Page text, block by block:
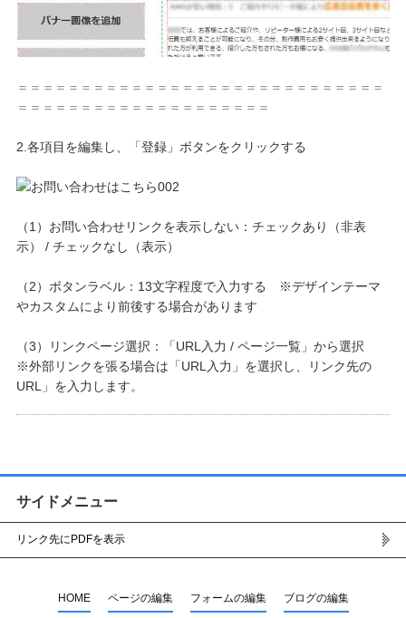
＝＝＝＝＝＝＝＝＝＝＝＝＝＝＝＝＝＝＝＝＝＝＝＝＝＝＝＝＝
＝＝＝＝＝＝＝＝＝＝＝＝＝＝＝＝＝＝＝＝
2.各項目を編集し、「登録」ボタンをクリックする
（1）お問い合わせリンクを表示しない：チェックあり（非表
示） / チェックなし（表示）
（2）ボタンラベル：13文字程度で入力する ※デザインテーマ
やカスタムにより前後する場合があります
（3）リンクページ選択：「URL入力 / ページ一覧」から選択
※外部リンクを張る場合は「URL入力」を選択し、リンク先の
URL」を入力します。
サイドメニュー
リンク先にPDFを表示
HOME ページの編集 フォームの編集 ブログの編集